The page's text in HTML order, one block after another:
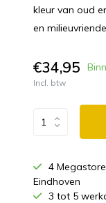
kleur van oud
en
€34,95
Incl. btw
4
Eindhoven
3 tot 5